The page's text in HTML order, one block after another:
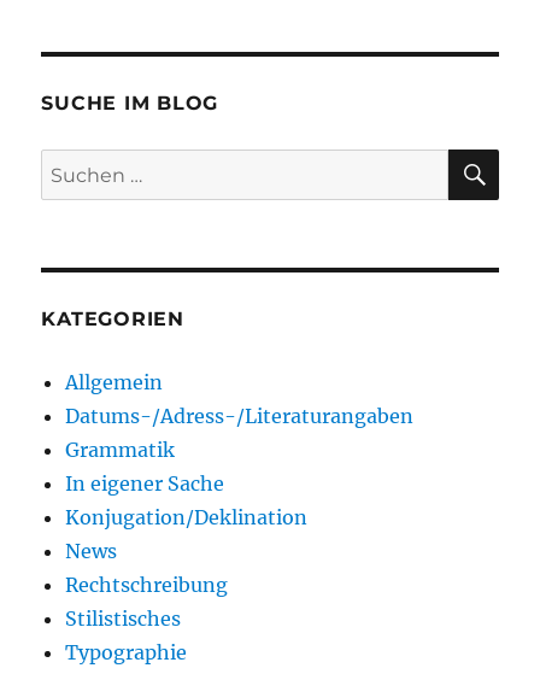
SUCHE IM BLOG
Suchen
nach:
KATEGORIEN
Allgemein
Datums-/Adress-/Literaturangaben
Grammatik
In eigener Sache
Konjugation/Deklination
News
Rechtschreibung
Stilistisches
Typographie